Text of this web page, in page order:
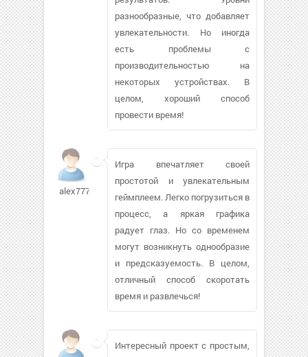
разнообразные, что добавляет
увлекательности. Но иногда
есть проблемы с
производительностью на
некоторых устройствах. В
целом, хороший способ
провести время!
alex77792
Игра впечатляет своей
простотой и увлекательным
геймплеем. Легко погрузиться в
процесс, а яркая графика
радует глаз. Но со временем
могут возникнуть однообразие
и предсказуемость. В целом,
отличный способ скоротать
время и развлечься!
Интересный проект с простым,